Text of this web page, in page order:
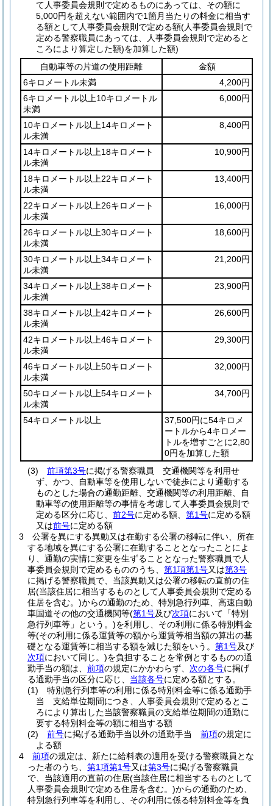
て人事委員会規則で定めるものにあっては、その額に
5,000円を超えない範囲内で1箇月当たりの料金に相当す
る額として人事委員会規則で定める額(人事委員会規則で
定める警察職員にあっては、人事委員会規則で定めると
ころにより算定した額)を加算した額)
自動車等の片道の使用距離
金額
6キロメートル未満
4,200円
6キロメートル以上10キロメートル
未満
6,000円
10キロメートル以上14キロメート
ル未満
8,400円
14キロメートル以上18キロメート
ル未満
10,900円
18キロメートル以上22キロメート
ル未満
13,400円
22キロメートル以上26キロメート
ル未満
16,000円
26キロメートル以上30キロメート
ル未満
18,600円
30キロメートル以上34キロメート
ル未満
21,200円
34キロメートル以上38キロメート
ル未満
23,900円
38キロメートル以上42キロメート
ル未満
26,600円
42キロメートル以上46キロメート
ル未満
29,300円
46キロメートル以上50キロメート
ル未満
32,000円
50キロメートル以上54キロメート
ル未満
34,700円
54キロメートル以上
37,500円に54キロメ
ートルから4キロメー
トルを増すごとに2,80
0円を加算した額
(3)
前項第3号に掲げる警察職員 交通機関等を利用せ
ず、かつ、自動車等を使用しないで徒歩により通勤する
ものとした場合の通勤距離、交通機関等の利用距離、自
動車等の使用距離等の事情を考慮して人事委員会規則で
定める区分に応じ、 前2号に定める額、 第1号に定める額
又は前号に定める額
3
公署を異にする異動又は在勤する公署の移転に伴い、所在
する地域を異にする公署に在勤することとなったことによ
り、通勤の実情に変更を生ずることとなった警察職員で人
事委員会規則で定めるもののうち、 第1項第1号又は第3号
に掲げる警察職員で、当該異動又は公署の移転の直前の住
居(当該住居に相当するものとして人事委員会規則で定める
住居を含む。)からの通勤のため、特別急行列車、高速自動
車国道その他の交通機関等(第1号及び次項において「特別
急行列車等」という。)を利用し、その利用に係る特別料金
等(その利用に係る運賃等の額から運賃等相当額の算出の基
礎となる運賃等に相当する額を減じた額をいう。 第1号及び
次項において同じ。)を負担することを常例とするものの通
勤手当の額は、 前項の規定にかかわらず、 次の各号に掲げ
る通勤手当の区分に応じ、 当該各号に定める額とする。
(1)
特別急行列車等の利用に係る特別料金等に係る通勤手
当 支給単位期間につき、人事委員会規則で定めるとこ
ろにより算出した当該警察職員の支給単位期間の通勤に
要する特別料金等の額に相当する額
(2)
前号に掲げる通勤手当以外の通勤手当 前項の規定に
よる額
4
前項の規定は、新たに給料表の適用を受ける警察職員とな
った者のうち、 第1項第1号又は第3号に掲げる警察職員
で、当該適用の直前の住居(当該住居に相当するものとして
人事委員会規則で定める住居を含む。)からの通勤のため、
特別急行列車等を利用し、その利用に係る特別料金等を負